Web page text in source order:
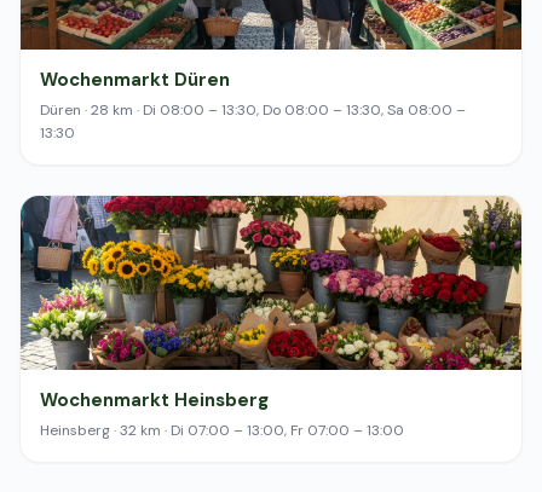
Wochenmarkt Düren
Düren · 28 km · Di 08:00 – 13:30, Do 08:00 – 13:30, Sa 08:00 –
13:30
Wochenmarkt Heinsberg
Heinsberg · 32 km · Di 07:00 – 13:00, Fr 07:00 – 13:00